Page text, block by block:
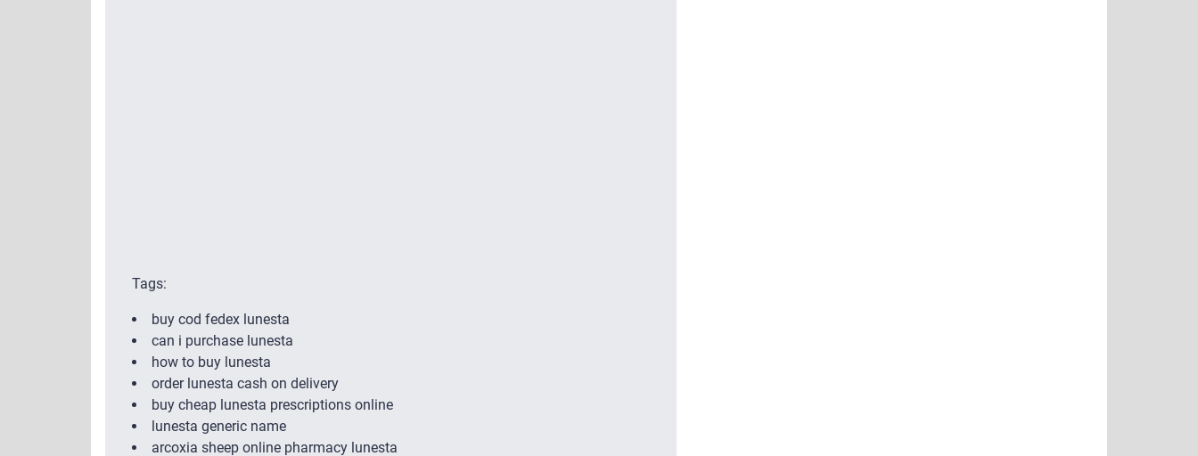
Tags:
buy cod fedex lunesta
can i purchase lunesta
how to buy lunesta
order lunesta cash on delivery
buy cheap lunesta prescriptions online
lunesta generic name
arcoxia sheep online pharmacy lunesta